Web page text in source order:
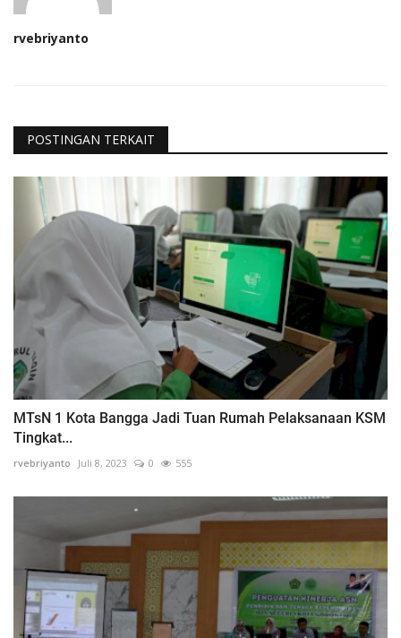
rvebriyanto
POSTINGAN TERKAIT
MTsN 1 Kota Bangga Jadi Tuan Rumah Pelaksanaan KSM
Tingkat...
rvebriyanto Juli 8, 2023 0 555